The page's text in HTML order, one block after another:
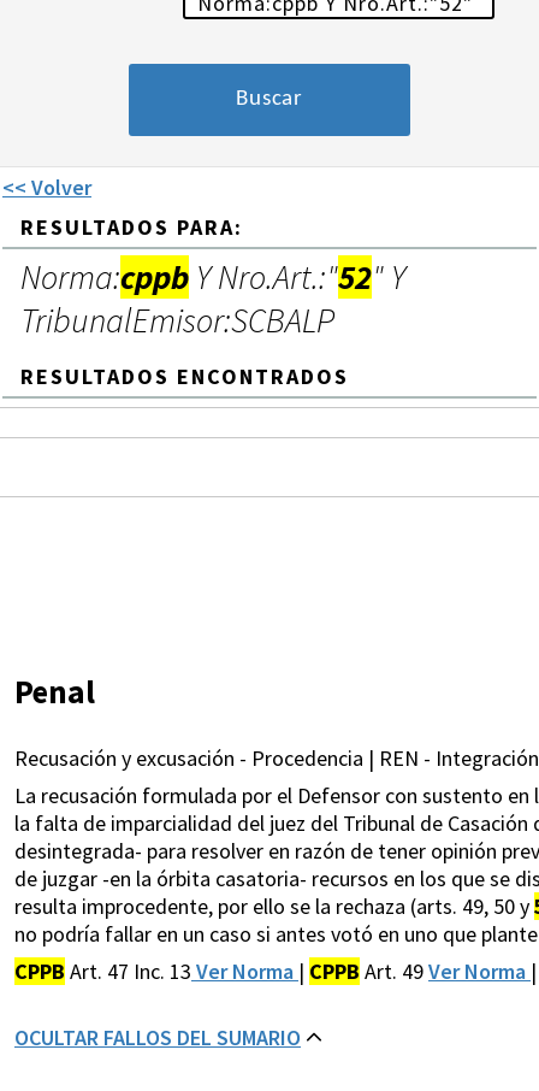
<< Volver
RESULTADOS PARA:
Norma:cppb Y Nro.Art.:"52" Y
TribunalEmisor:SCBALP
RESULTADOS ENCONTRADOS
Penal
Recusación y excusación - Procedencia | REN -
La recusación formulada por el Defensor con sustento en
la falta de imparcialidad del juez del Tribunal de
desintegrada- para resolver en razón de tener opinión
de juzgar -en la órbita casatoria- recursos en los que se
resulta improcedente, por ello se la rechaza (arts. 49, 50 y
no podría fallar en un caso si antes votó en uno que
CPPB Art. 47 Inc. 13 Ver Norma | CPPB Art. 49Ver Norma
OCULTAR FALLOS DEL SUMARIO